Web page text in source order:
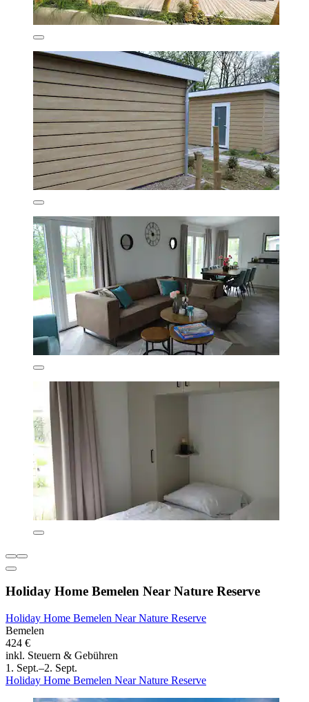
Holiday Home Bemelen Near Nature Reserve
Holiday Home Bemelen Near Nature Reserve
Bemelen
424 €
inkl. Steuern & Gebühren
1. Sept.–2. Sept.
Holiday Home Bemelen Near Nature Reserve